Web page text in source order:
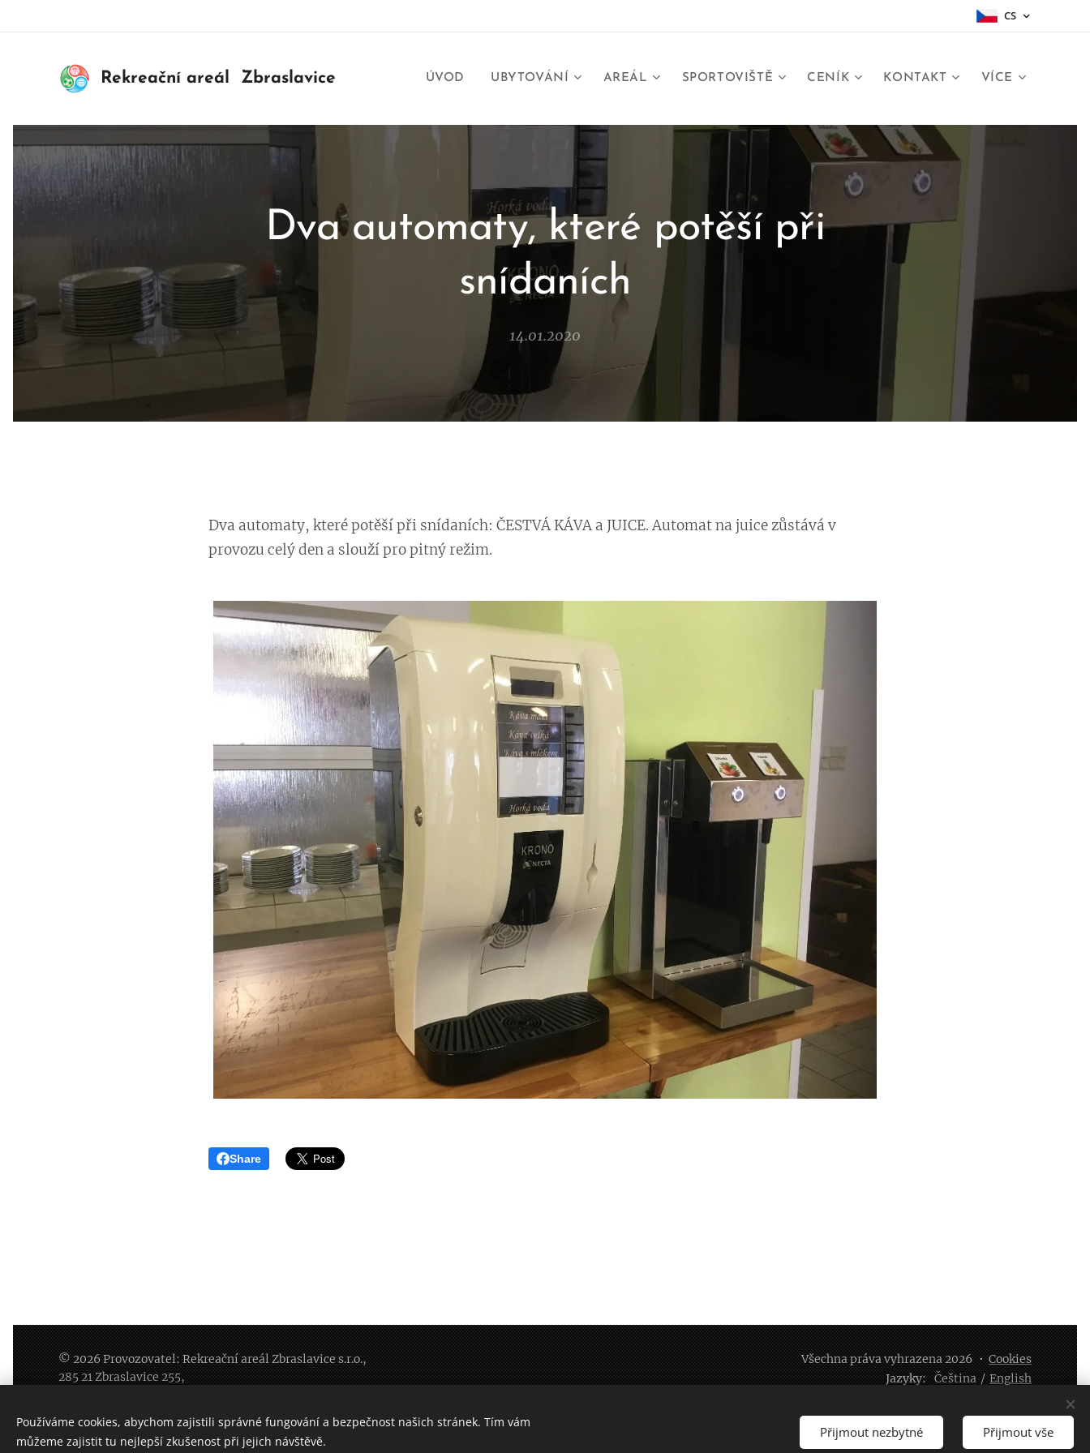
CS
Rekreační areál Zbraslavice ÚVOD UBYTOVÁNÍ AREÁL SPORTOVIŠTĚ CENÍK KONTAKT VÍCE
Dva automaty, které potěší při
snídaních
14.01.2020
Dva automaty, které potěší při snídaních: ČESTVÁ KÁVA a JUICE. Automat na juice zůstává v
provozu celý den a slouží pro pitný režim.
Share
© 2026 Provozovatel: Rekreační areál Zbraslavice s.r.o.,
285 21 Zbraslavice 255,
Rezervace (prac.dny 8-16 hod): 777 123 405, Recepce: 734 259 343, ArealZbraslavice@seznam.cz
Všechna práva vyhrazena 2026
Cookies
Jazyky
Čeština English
Používáme cookies, abychom zajistili správné fungování a bezpečnost našich stránek. Tím vám
můžeme zajistit tu nejlepší zkušenost při jejich návštěvě.
Přijmout nezbytné Přijmout vše